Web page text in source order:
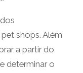
pet shops. Além
a partir do
determinar o